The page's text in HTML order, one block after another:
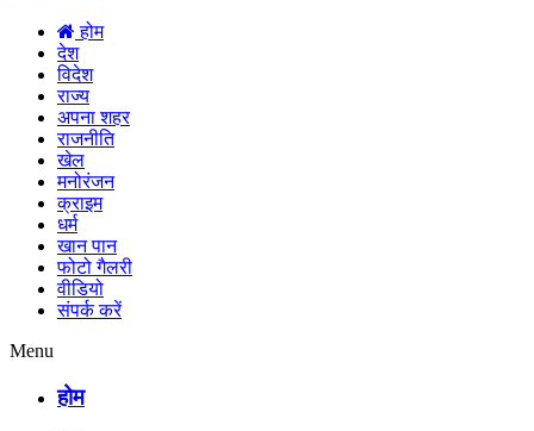
होम
देश
विदेश
राज्य
अपना शहर
राजनीति
खेल
मनोरंजन
क्राइम
धर्म
खान पान
फोटो गैलरी
वीडियो
संपर्क करें
Menu
होम